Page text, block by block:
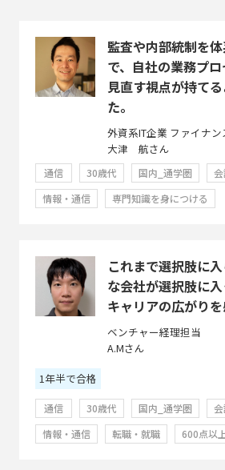
監査や内部統制を
で、自社の業務プ
見直す視点が持て
た。
外資系IT企業 ファイナン
大津 航さん
通信 30歳代 国内_通学圏
情報・通信
専門知識を身につける
これまで選択肢に
な会社が選択肢に入
キャリアの広がりを
ベンチャー経理担当
A.Mさん
1年半で合格
通信 30歳代 国内_通学圏
情報・通信
転職・就職 600点以